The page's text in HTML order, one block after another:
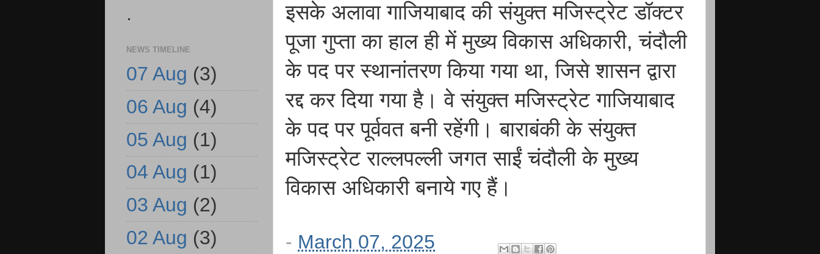
इसके अलावा गाजियाबाद की संयुक्त मजिस्ट्रेट डॉक्टर
पूजा गुप्ता का हाल ही में मुख्य विकास अधिकारी, चंदौली
के पद पर स्थानांतरण किया गया था, जिसे शासन द्वारा
रद्द कर दिया गया है। वे संयुक्त मजिस्ट्रेट गाजियाबाद
के पद पर पूर्ववत बनी रहेंगी। बाराबंकी के संयुक्त
मजिस्ट्रेट राल्लपल्ली जगत साईं चंदौली के मुख्य
विकास अधिकारी बनाये गए हैं।
- March 07, 2025
.
NEWS TIMELINE
07 Aug (3)
06 Aug (4)
05 Aug (1)
04 Aug (1)
03 Aug (2)
02 Aug (3)